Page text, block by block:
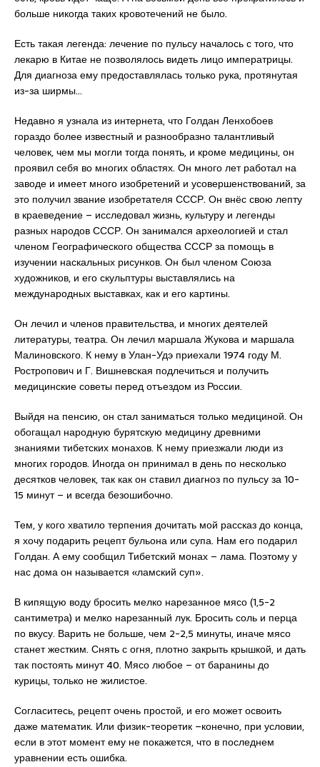
больше никогда таких кровотечений не было.
Есть такая легенда: лечение по пульсу началось с того, что
лекарю в Китае не позволялось видеть лицо императрицы.
Для диагноза ему предоставлялась только рука, протянутая
из-за ширмы…
Недавно я узнала из интернета, что Голдан Ленхобоев
гораздо более известный и разнообразно талантливый
человек, чем мы могли тогда понять, и кроме медицины, он
проявил себя во многих областях. Он много лет работал на
заводе и имеет много изобретений и усовершенствований, за
это получил звание изобретателя СССР. Он внёс свою лепту
в краеведение – исследовал жизнь, культуру и легенды
разных народов СССР. Он занимался археологией и стал
членом Географического общества СССР за помощь в
изучении наскальных рисунков. Он был членом Союза
художников, и его скульптуры выставлялись на
международных выставках, как и его картины.
Он лечил и членов правительства, и многих деятелей
литературы, театра. Он лечил маршала Жукова и маршала
Малиновского. К нему в Улан-Удэ приехали 1974 году М.
Ростропович и Г. Вишневская подлечиться и получить
медицинские советы перед отъездом из России.
Выйдя на пенсию, он стал заниматься только медициной. Он
обогащал народную бурятскую медицину древними
знаниями тибетских монахов. К нему приезжали люди из
многих городов. Иногда он принимал в день по несколько
десятков человек, так как он ставил диагноз по пульсу за 10-
15 минут­ – и всегда безошибочно.
Тем, у кого хватило терпения дочитать мой рассказ до конца,
я хочу подарить рецепт бульона или супа. Нам его подарил
Голдан. А ему сообщил Тибетский монах – лама. Поэтому у
нас дома он называется «ламский суп».
В кипящую воду бросить мелко нарезанное мясо (1,5-2
сантиметра) и мелко нарезанный лук. Бросить соль и перца
по вкусу. Варить не больше, чем 2-2,5 минуты, иначе мясо
станет жестким. Снять с огня, плотно закрыть крышкой, и дать
так постоять минут 40. Мясо любое – от баранины до
курицы, только не жилистое.
Согласитесь, рецепт очень простой, и его может освоить
даже математик. Или физик-теоретик –конечно, при условии,
если в этот момент ему не покажется, что в последнем
уравнении есть ошибка.